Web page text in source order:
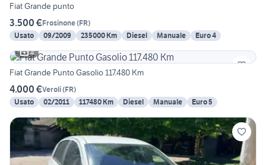
Fiat Grande punto
3.500 €Frosinone(FR)
Usato
09/2009 235000 Km Diesel Manuale
Euro 4
4
Fiat Grande Punto Gasolio 117.480 Km
4.000 €Veroli(FR)
Usato
02/2011 117480 Km Diesel Manuale Euro 5